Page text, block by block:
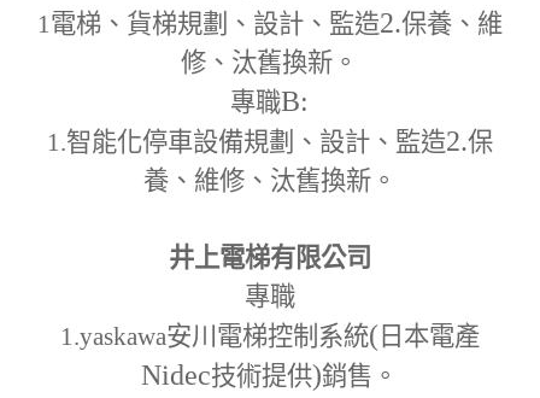
1電梯、貨梯規劃、設計、監造2.保養、維
修、汰舊換新。
專職B:
1.智能化停車設備規劃、設計、監造2.保
養、維修、汰舊換新。
井上電梯有限公司
專職
1.yaskawa安川電梯控制系統( 日本電產
Nidec技術提供)銷售。